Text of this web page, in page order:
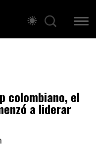
colombiano, el
a liderar